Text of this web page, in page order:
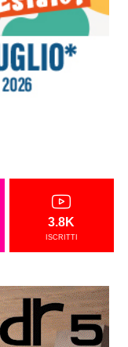
3.8K
ISCRITTI